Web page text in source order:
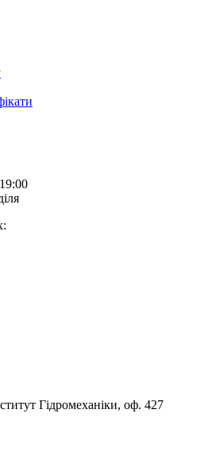
Гідромеханіки, оф. 427